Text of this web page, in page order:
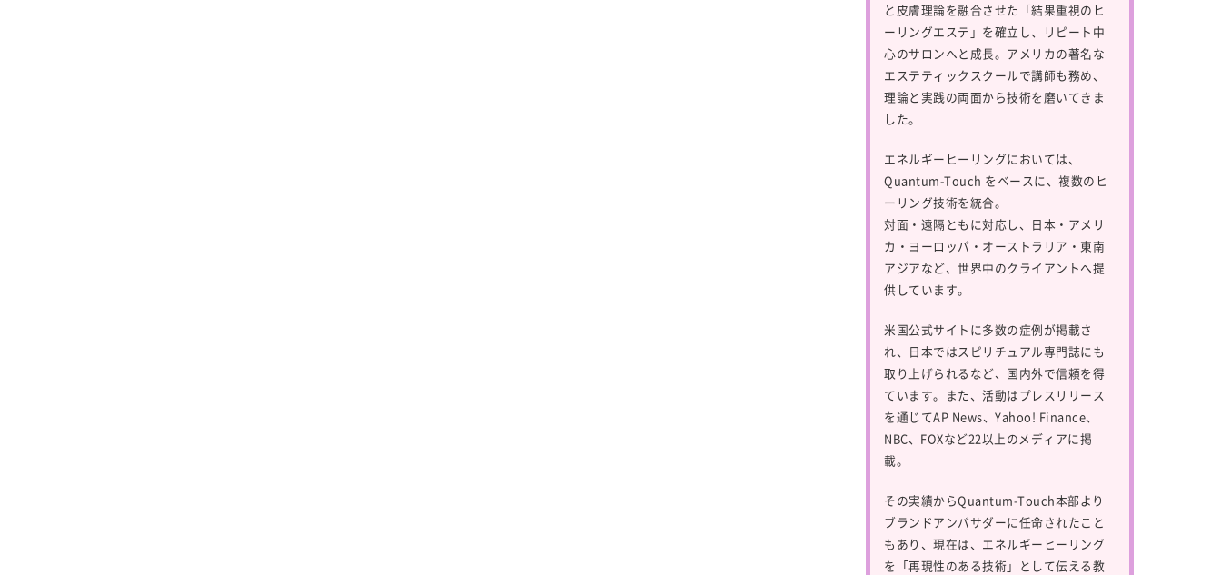
と皮膚理論を融合させた「結果重視のヒ
ーリングエステ」を確立し、リピート中
心のサロンへと成長。アメリカの著名な
エステティックスクールで講師も務め、
理論と実践の両面から技術を磨いてきま
した。
エネルギーヒーリングにおいては、
Quantum-Touch をベースに、複数のヒ
ーリング技術を統合。
対面・遠隔ともに対応し、日本・アメリ
カ・ヨーロッパ・オーストラリア・東南
アジアなど、世界中のクライアントへ提
供しています。
米国公式サイトに多数の症例が掲載さ
れ、日本ではスピリチュアル専門誌にも
取り上げられるなど、国内外で信頼を得
ています。また、活動はプレスリリース
を通じてAP News、Yahoo! Finance、
NBC、FOXなど22以上のメディアに掲
載。
その実績からQuantum-Touch本部より
ブランドアンバサダーに任命されたこと
もあり、現在は、エネルギーヒーリング
を「再現性のある技術」として伝える教